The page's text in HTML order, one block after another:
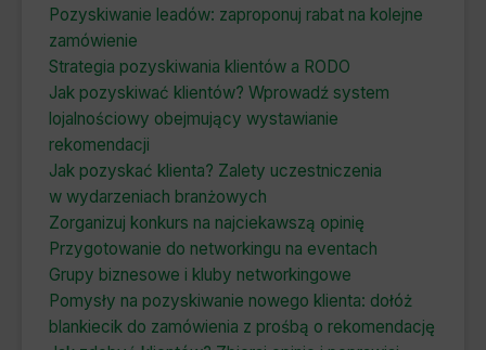
Pozyskiwanie leadów: zaproponuj rabat na kolejne
zamówienie
Strategia pozyskiwania klientów a RODO
Jak pozyskiwać klientów? Wprowadź system
lojalnościowy obejmujący wystawianie
rekomendacji
Jak pozyskać klienta? Zalety uczestniczenia
w wydarzeniach branżowych
Zorganizuj konkurs na najciekawszą opinię
Przygotowanie do networkingu na eventach
Grupy biznesowe i kluby networkingowe
Pomysły na pozyskiwanie nowego klienta: dołóż
blankiecik do zamówienia z prośbą o rekomendację